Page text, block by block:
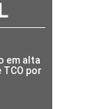
em alta
por